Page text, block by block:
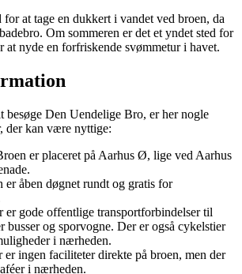
at tage en dukkert i vandet ved broen, da
Om sommeren er det et yndet sted for
at nyde en forfriskende svømmetur i havet.
Den Uendelige Bro, er her nogle
der kan være nyttige:
er placeret på Aarhus Ø, lige ved Aarhus
er åben døgnet rundt og gratis for
er gode offentlige transportforbindelser til
busser og sporvogne. Der er også cykelstier
i nærheden.
er ingen faciliteter direkte på broen, men der
i nærheden.